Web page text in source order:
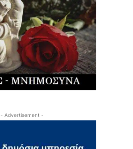
- Advertisement -